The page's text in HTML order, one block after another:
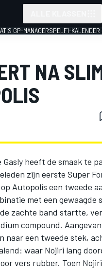
GP-MANAGERSPEL F1-
NA
heeft de smaak te
zijn eerste Super
Autopolis een tweede
met een gewaagde
de zachte band startte,
compound.
naar een tweede stek,
waar Nojiri lang
vers rubber. Toen